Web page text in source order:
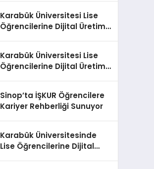
Karabük Üniversitesi Lise
Öğrencilerine Dijital Üretim
Karabük Üniversitesi Lise
Öğrencilerine Dijital Üretim
Sinop’ta İŞKUR Öğrencilere
Kariyer Rehberliği Sunuyor
Karabük Üniversitesinde
Lise Öğrencilerine Dijital